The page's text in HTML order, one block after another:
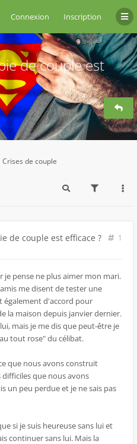
Connexion Inscription
de couple est
Crises de couple
de couple est efficace ?
1
je pense ne plus aimer mon mari.
me disent de tester une
également d'accord pour
la maison depuis janvier dernier.
mais je me dis que peut-être je
tout rose" du célibat.
que nous avons construit
que nous avons
un peu perdue et je ne sais pas
si je suis heureuse sans lui et
continuer sans lui. Mais la